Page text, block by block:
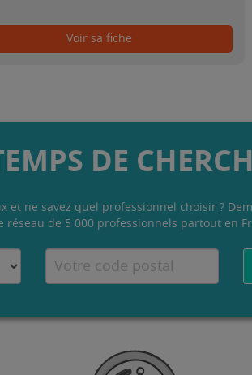
Voir sa fiche
DE
et ne savez quel professionnel choisir ?
réseau de 5 000 professionnels partout en